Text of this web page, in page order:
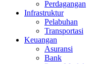
Perdagangan
Infrastruktur
Pelabuhan
Transportasi
Keuangan
Asuransi
Bank